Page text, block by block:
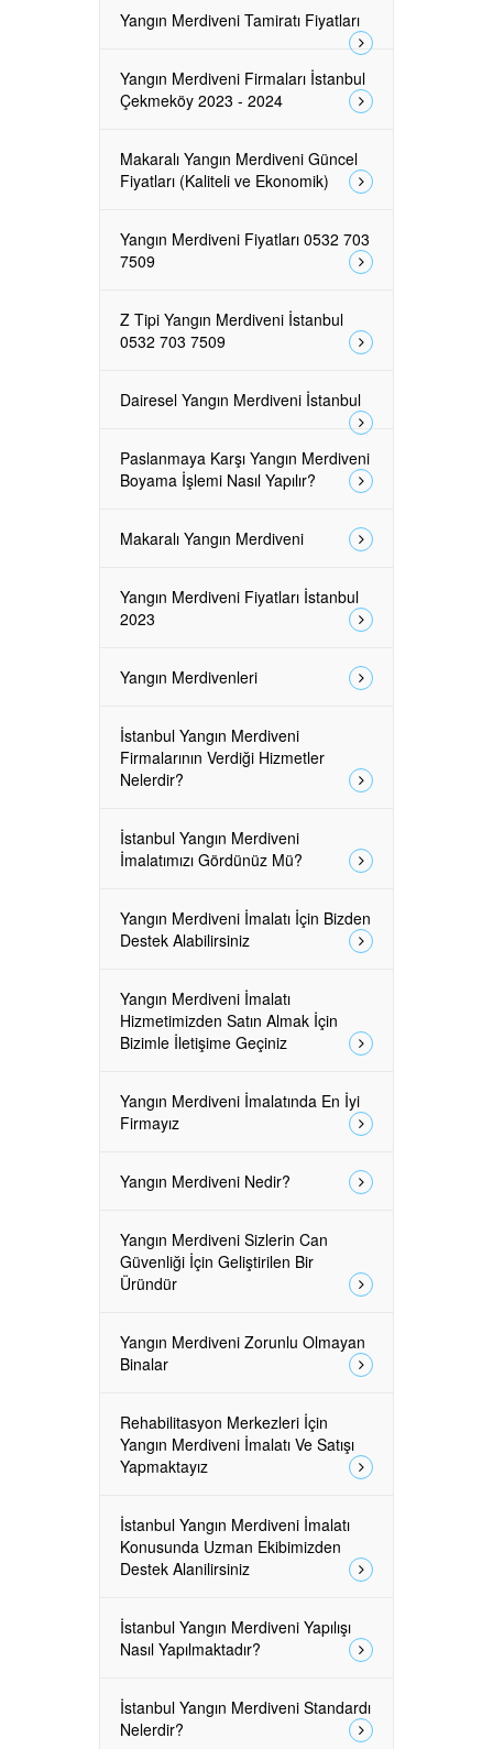
Yangın Merdiveni Tamiratı Fiyatları
Yangın Merdiveni Firmaları İstanbul
Çekmeköy 2023 - 2024
Makaralı Yangın Merdiveni Güncel
Fiyatları (Kaliteli ve Ekonomik)
Yangın Merdiveni Fiyatları 0532 703
7509
Z Tipi Yangın Merdiveni İstanbul
0532 703 7509
Dairesel Yangın Merdiveni İstanbul
Paslanmaya Karşı Yangın Merdiveni
Boyama İşlemi Nasıl Yapılır?
Makaralı Yangın Merdiveni
Yangın Merdiveni Fiyatları İstanbul
2023
Yangın Merdivenleri
İstanbul Yangın Merdiveni
Firmalarının Verdiği Hizmetler
Nelerdir?
İstanbul Yangın Merdiveni
İmalatımızı Gördünüz Mü?
Yangın Merdiveni İmalatı İçin Bizden
Destek Alabilirsiniz
Yangın Merdiveni İmalatı
Hizmetimizden Satın Almak İçin
Bizimle İletişime Geçiniz
Yangın Merdiveni İmalatında En İyi
Firmayız
Yangın Merdiveni Nedir?
Yangın Merdiveni Sizlerin Can
Güvenliği İçin Geliştirilen Bir
Üründür
Yangın Merdiveni Zorunlu Olmayan
Binalar
Rehabilitasyon Merkezleri İçin
Yangın Merdiveni İmalatı Ve Satışı
Yapmaktayız
İstanbul Yangın Merdiveni İmalatı
Konusunda Uzman Ekibimizden
Destek Alanilirsiniz
İstanbul Yangın Merdiveni Yapılışı
Nasıl Yapılmaktadır?
İstanbul Yangın Merdiveni Standardı
Nelerdir?